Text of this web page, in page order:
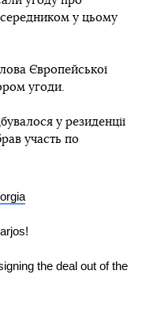
у цьому
Європейської
угоди.
у резиденції
участь по
the deal out of the